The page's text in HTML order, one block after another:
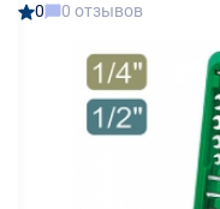
0 0 отзывов